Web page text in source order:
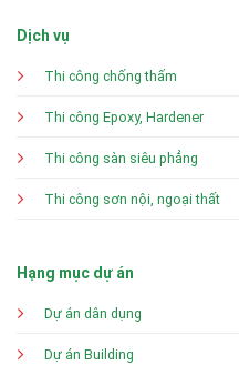
Dịch vụ
Thi công chống thấm
Thi công Epoxy, Hardener
Thi công sàn siêu phẳng
Thi công sơn nội, ngoại thất
Hạng mục dự án
Dự án dân dụng
Dự án Building